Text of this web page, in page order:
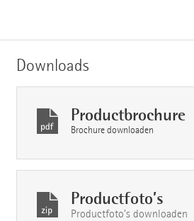
Downloads
Productbrochure
Brochure downloaden
Productfoto’s
Productfoto’s downloaden